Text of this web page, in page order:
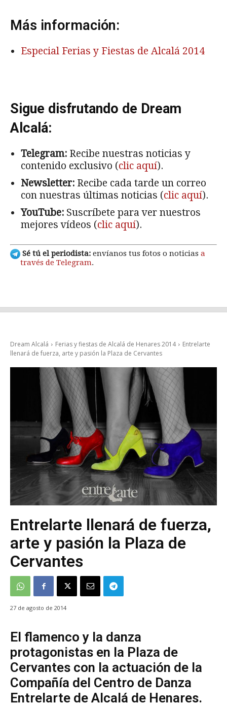
Más información:
Especial Ferias y Fiestas de Alcalá 2014
Sigue disfrutando de Dream
Alcalá:
Telegram: Recibe nuestras noticias y
contenido exclusivo (clic aquí).
Newsletter: Recibe cada tarde un correo
con nuestras últimas noticias (clic aquí).
YouTube: Suscríbete para ver nuestros
mejores vídeos (clic aquí).
Sé tú el periodista: envíanos tus fotos o noticias a
través de Telegram.